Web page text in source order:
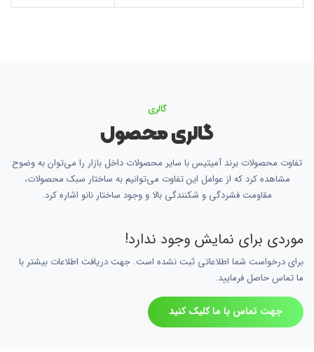
گالری
گالری محصول
تفاوت محصولات برند آمیتیس با سایر محصولات داخل بازار را می‌توان به وضوح
مشاهده کرد که از عوامل این تفاوت می‌توانیم به ساختار سبک محصولات،
مقاومت فشردگی و شکنندگی بالا و وجود ساختار نانو اشاره کرد.
موردی برای نمایش وجود ندارد!
برای درخواست شما اطلاعاتی ثبت نشده است. جهت دریافت اطلاعات بیشتر با
ما تماس حاصل فرمایید.
جهت تماس با ما کلیک کنید